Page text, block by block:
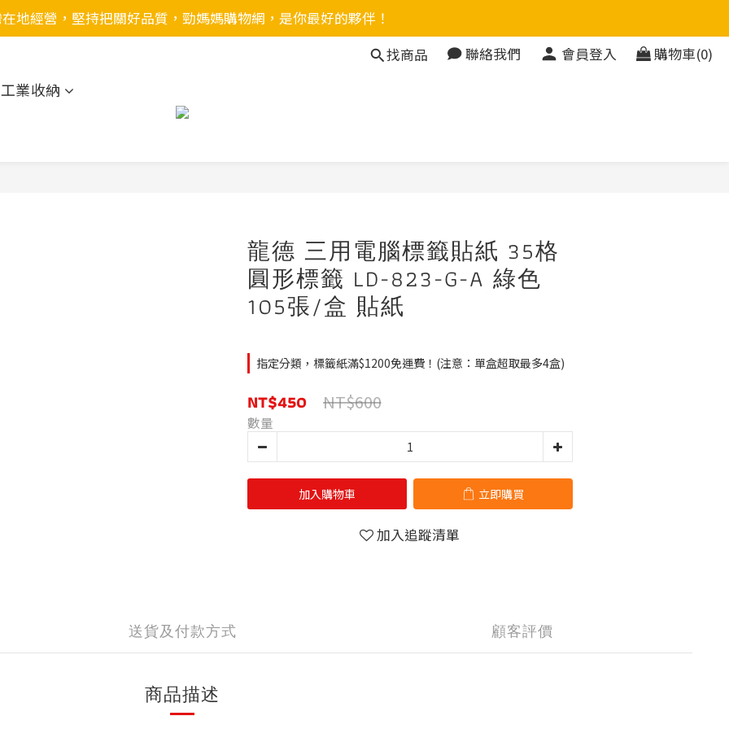
地經營，堅持把關好品質，勁媽媽購物網，是你最好的夥伴！
找商品
聯絡我們 會員登入 購物車(0)
業收納
龍德 三用電腦標籤貼紙 35格
圓形標籤 LD-823-G-A 綠色
105張/盒 貼紙
指定分類，標籤紙滿$1200免運費！(注意：單盒超取最多4盒)
NT$450 NT$600
數量
加入購物車 立即購買
加入追蹤清單
送貨及付款方式 顧客評價
商品描述